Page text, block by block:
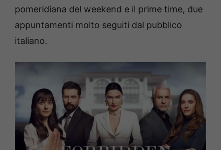
pomeridiana del weekend e il prime time, due
appuntamenti molto seguiti dal pubblico
italiano.